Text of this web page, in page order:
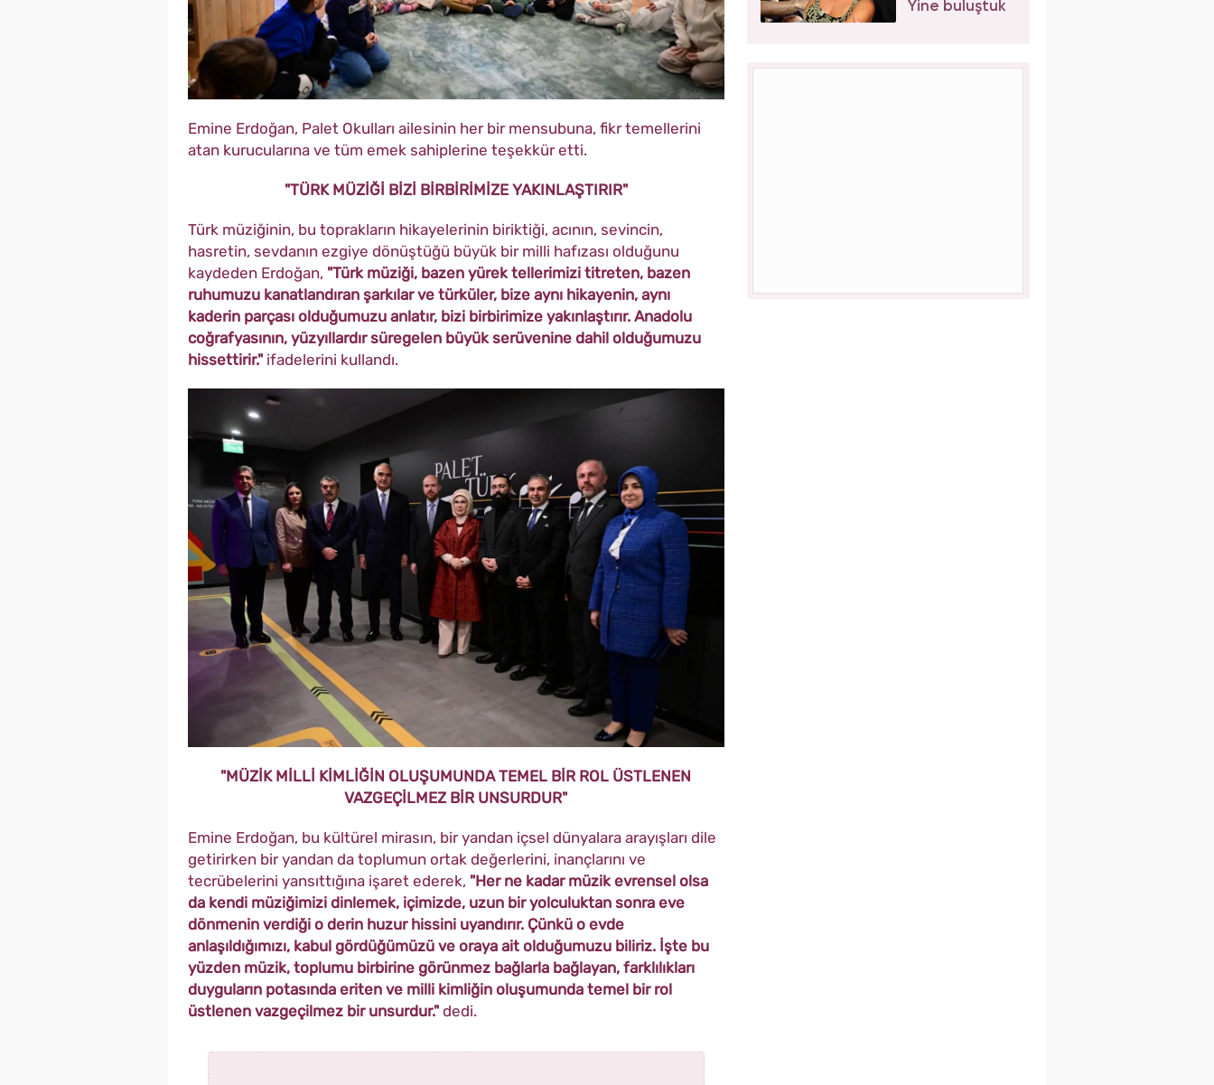
Emine Erdoğan, Palet Okulları ailesinin her bir mensubuna, fikr temellerini
atan kurucularına ve tüm emek sahiplerine teşekkür etti.
"TÜRK MÜZİĞİ BİZİ BİRBİRİMİZE YAKINLAŞTIRIR"
Türk müziğinin, bu toprakların hikayelerinin biriktiği, acının, sevincin,
hasretin, sevdanın ezgiye dönüştüğü büyük bir milli hafızası olduğunu
kaydeden Erdoğan, "Türk müziği, bazen yürek tellerimizi titreten, bazen
ruhumuzu kanatlandıran şarkılar ve türküler, bize aynı hikayenin, aynı
kaderin parçası olduğumuzu anlatır, bizi birbirimize yakınlaştırır. Anadolu
coğrafyasının, yüzyıllardır süregelen büyük serüvenine dahil olduğumuzu
hissettirir." ifadelerini kullandı.
"MÜZİK MİLLİ KİMLİĞİN OLUŞUMUNDA TEMEL BİR ROL ÜSTLENEN
VAZGEÇİLMEZ BİR UNSURDUR"
Emine Erdoğan, bu kültürel mirasın, bir yandan içsel dünyalara arayışları dile
getirirken bir yandan da toplumun ortak değerlerini, inançlarını ve
tecrübelerini yansıttığına işaret ederek, "Her ne kadar müzik evrensel olsa
da kendi müziğimizi dinlemek, içimizde, uzun bir yolculuktan sonra eve
dönmenin verdiği o derin huzur hissini uyandırır. Çünkü o evde
anlaşıldığımızı, kabul gördüğümüzü ve oraya ait olduğumuzu biliriz. İşte bu
yüzden müzik, toplumu birbirine görünmez bağlarla bağlayan, farklılıkları
duyguların potasında eriten ve milli kimliğin oluşumunda temel bir rol
üstlenen vazgeçilmez bir unsurdur." dedi.
Yine buluştuk